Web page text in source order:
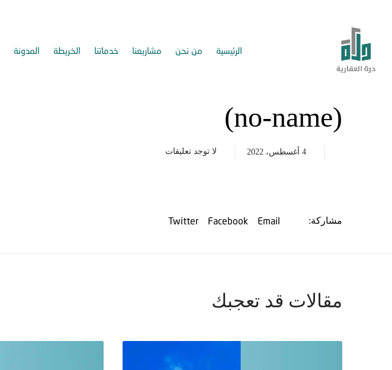
الرئيسية من نحن مشاريعنا خدماتنا الخريطة المدونة
(no-name)
4 أغسطس، 2022 لا توجد تعليقات
مشاركة: Email
Facebook
Twitter
مقالات قد تعجبك